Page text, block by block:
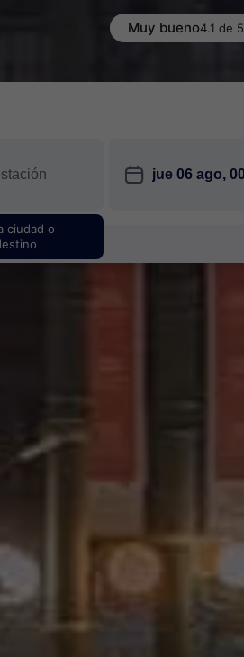
Muy bueno4.1 de 5
ciudad o
󱎗